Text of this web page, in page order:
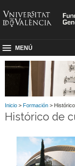
MENÚ
Inicio > Formación >
Histórico de